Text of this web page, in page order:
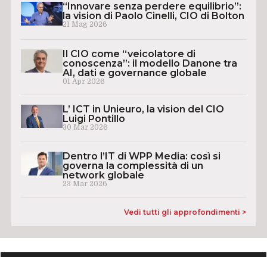
“Innovare senza perdere equilibrio”:
la vision di Paolo Cinelli, CIO di Bolton
21 Mag 2026
Il CIO come “veicolatore di
conoscenza”: il modello Danone tra
AI, dati e governance globale
01 Apr 2026
L’ ICT in Unieuro, la vision del CIO
Luigi Pontillo
30 Mar 2026
Dentro l’IT di WPP Media: così si
governa la complessità di un
network globale
23 Mar 2026
Vedi tutti gli approfondimenti >